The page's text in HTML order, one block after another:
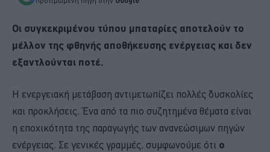
Οι συγκεκριμένου τύπου μπαταρίες αποτελούν το
μέλλον της φθηνής αποθήκευσης ενέργειας και δεν
εξαντλούνται ποτέ.
Η ενεργειακή μετάβαση αντιμετωπίζει πολλές δυσκολίες
και προκλήσεις. Ένα από τα πιο συζητημένα θέματα είναι
η εποχικότητα της παραγωγής των ανανεώσιμων πηγών
ενέργειας. Σε γενικές γραμμές, συμφωνούμε ότι ο